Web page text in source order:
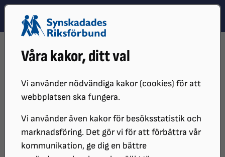
Våra kakor, ditt val
Vi använder nödvändiga kakor (cookies) för att
webbplatsen ska fungera.
Vi använder även kakor för besöksstatistik och
marknadsföring. Det gör vi för att förbättra vår
kommunikation, ge dig en bättre
Hoppa till innehåll
Hoppa till hitta snabbt
Logotyper
Här hittar du vår logotyp för både
tryckta och digitala medier.